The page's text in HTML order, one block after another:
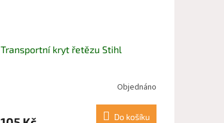
Transportní kryt řetězu Stihl
Objednáno
Do košíku